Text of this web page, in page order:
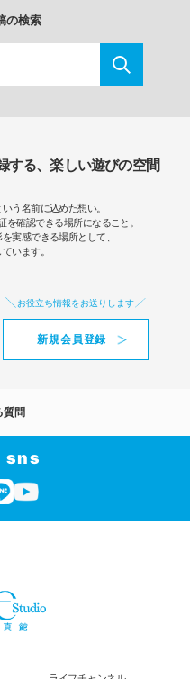
の検索
する、楽しい遊びの空間
う名前に込めた想い。
確認できる場所になること。
実感できる場所として、
います。
お役立ち情報をお送りします
新規会員登録
質問
sns